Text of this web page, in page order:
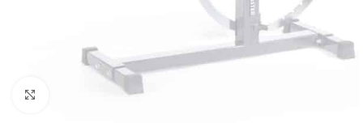
Κλικ για μεγέθυνση